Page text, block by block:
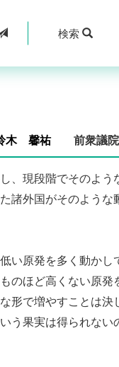
検索
木 馨祐 前衆議
、現段階でそのよう
諸外国がそのような
い原発を多く動かし
のほど高くない原発
形で増やすことは決
う果実は得られない